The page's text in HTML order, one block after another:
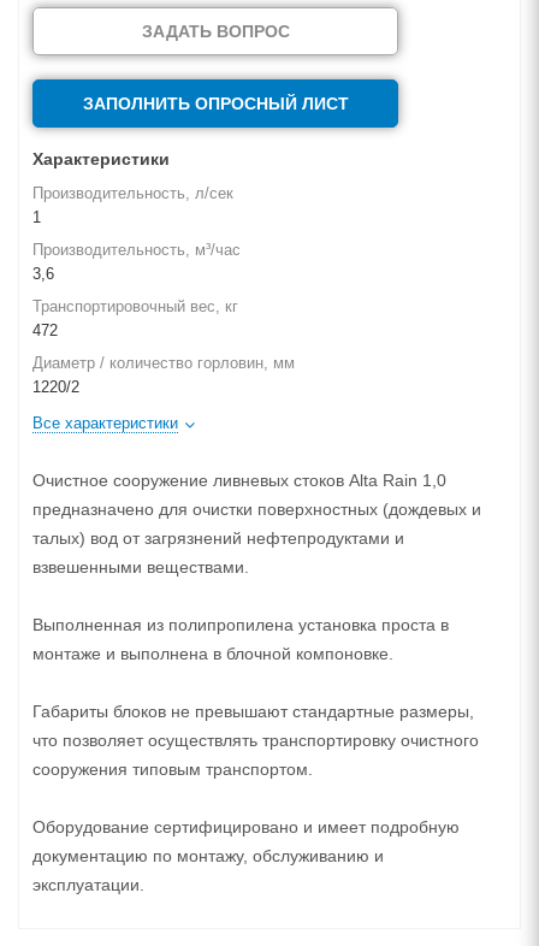
ЗАДАТЬ ВОПРОС
ЗАПОЛНИТЬ ОПРОСНЫЙ ЛИСТ
Характеристики
Производительность, л/сек
1
Производительность, м³/час
3,6
Транспортировочный вес, кг
472
Диаметр / количество горловин, мм
1220/2
Все характеристики
Очистное сооружение ливневых стоков Alta Rain 1,0
предназначено для очистки поверхностных (дождевых и
талых) вод от загрязнений нефтепродуктами и
взвешенными веществами.
Выполненная из полипропилена установка проста в
монтаже и выполнена в блочной компоновке.
Габариты блоков не превышают стандартные размеры,
что позволяет осуществлять транспортировку очистного
сооружения типовым транспортом.
Оборудование сертифицировано и имеет подробную
документацию по монтажу, обслуживанию и
эксплуатации.